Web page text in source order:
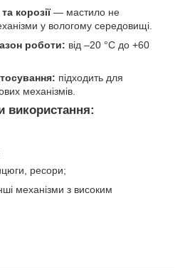
корозії— мастило не
у вологому середовищі.
роботи: від –20 °C до +60
підходить для
механізмів.
використання:
ресори;
механізми з високим